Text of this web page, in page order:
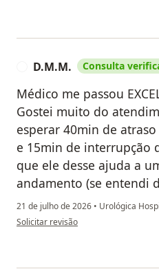
D.M.M. Consulta
Médico me passou
Gostei muito do
esperar 40min de
e 15min de interrupção
que ele desse ajuda a
andamento (se entendi
21 de julho de 2026 • Urológica
na opinião do utilizador D.M.M.
Solicitar revisão